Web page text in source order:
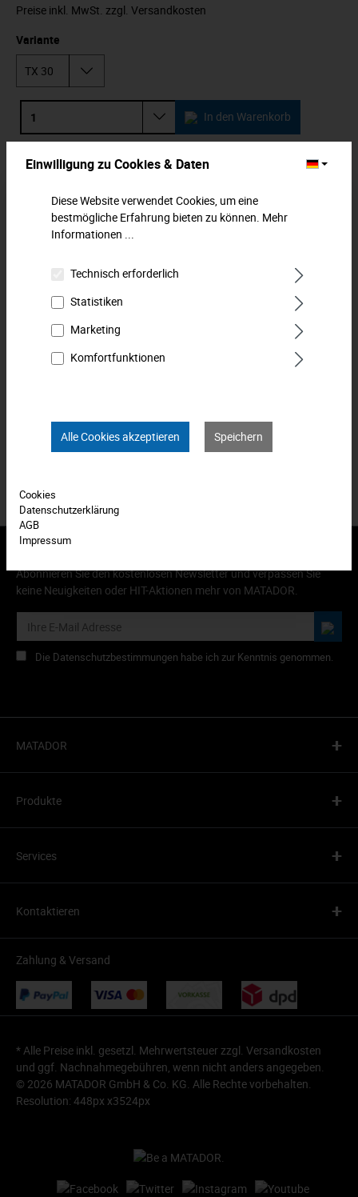
Preise inkl. MwSt. zzgl. Versandkosten
Variante
In den Warenkorb
Zum Merkzettel hinzufügen
Beschreibung
Winkelschraubendreher für Innen-TORX®-Schrauben. Kurze
dauerhafte Kennzeichn… Mehr
Downloads
Technische Daten
Produkt FAQs
Abonnieren Sie den kostenlosen Newsletter und verpassen Sie
keine Neuigkeiten oder HIT-Aktionen mehr von MATADOR.
Die Datenschutzbestimmungen habe ich zur Kenntnis genommen.
MATADOR +
Produkte +
Services +
Kontaktieren +
Zahlung & Versand
* Alle Preise inkl. gesetzl. Mehrwertsteuer zzgl. Versandkosten
und ggf. Nachnahmegebühren, wenn nicht anders angegeben.
© 2026 MATADOR GmbH & Co. KG. Alle Rechte vorbehalten.
Resolution: 448px x3524px
Einwilligung zu Cookies & Daten
Diese Website verwendet Cookies, um eine
bestmögliche Erfahrung bieten zu können. Mehr
Informationen ...
Technisch erforderlich
Statistiken
Marketing
Komfortfunktionen
Alle Cookies akzeptieren Speichern
Cookies
Datenschutzerklärung
AGB
Impressum